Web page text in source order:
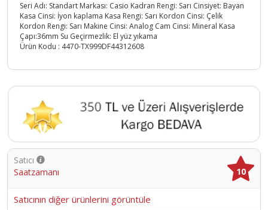
Seri Adı: Standart Markası: Casio Kadran Rengi: Sarı Cinsiyet: Bayan
Kasa Cinsi: İyon kaplama Kasa Rengi: Sarı Kordon Cinsi: Çelik
Kordon Rengi: Sarı Makine Cinsi: Analog Cam Cinsi: Mineral Kasa
Çapı:36mm Su Geçirmezlik: El yüz yıkama
Ürün Kodu : 4470-TX999DF44312608
Satıcı
Saatzamanı
10
Satıcının diğer ürünlerini görüntüle